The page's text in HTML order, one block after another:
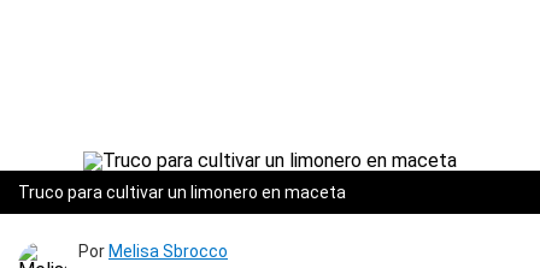
Truco para cultivar un limonero en maceta
Por Melisa Sbrocco